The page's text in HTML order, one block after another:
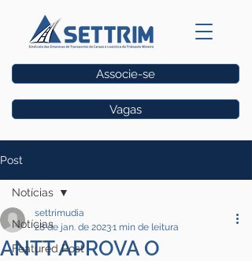
Associe-se
Vagas
Post
Notícias
Featured Post
Notícias
ANTT APROVA O
settrimudia
28 de jan. de 20231 min de leitura